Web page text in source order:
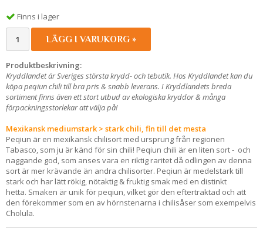
Finns i lager
LÄGG I VARUKORG »
Produktbeskrivning:
Kryddlandet är Sveriges största krydd- och tebutik. Hos Kryddlandet kan du
köpa peqiun chili till bra pris & snabb leverans. I Kryddlandets breda
sortiment finns även ett stort utbud av ekologiska kryddor & många
förpackningsstorlekar att välja på!
Mexikansk mediumstark > stark chili, fin till det mesta
Peqiun är en mexikansk chilisort med ursprung från regionen
Tabasco, som ju är känd för sin chili! Peqiun chili är en liten sort - och
naggande god, som anses vara en riktig raritet då odlingen av denna
sort är mer krävande än andra chilisorter. Peqiun är medelstark till
stark och har lätt rökig, nötaktig & fruktig smak med en distinkt
hetta. Smaken är unik för peqiun, vilket gör den eftertraktad och att
den förekommer som en av hörnstenarna i chilisåser som exempelvis
Cholula.